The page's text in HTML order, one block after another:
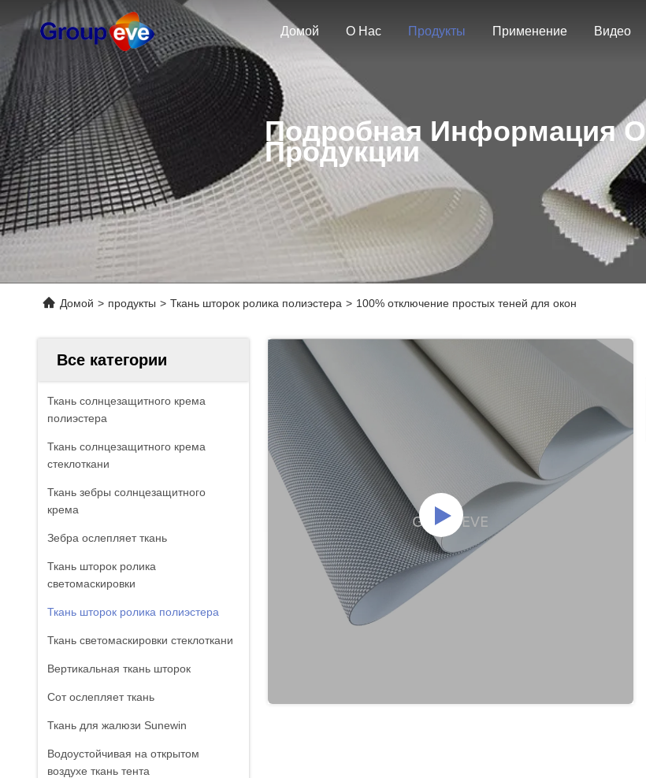
Домой О Нас Продукты Применение Видео
Подробная Информация О
Продукции
Домой > продукты > Ткань шторок ролика полиэстера > 100% отключение простых теней для окон
Все категории
Ткань солнцезащитного крема
полиэстера
Ткань солнцезащитного крема
стеклоткани
Ткань зебры солнцезащитного
крема
Зебра ослепляет ткань
Ткань шторок ролика
светомаскировки
Ткань шторок ролика полиэстера
Ткань светомаскировки стеклоткани
Вертикальная ткань шторок
Сот ослепляет ткань
Ткань для жалюзи Sunewin
Водоустойчивая на открытом
воздухе ткань тента